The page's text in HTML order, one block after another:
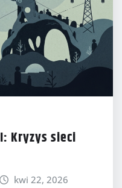
Kryzys sieci
kwi 22, 2026